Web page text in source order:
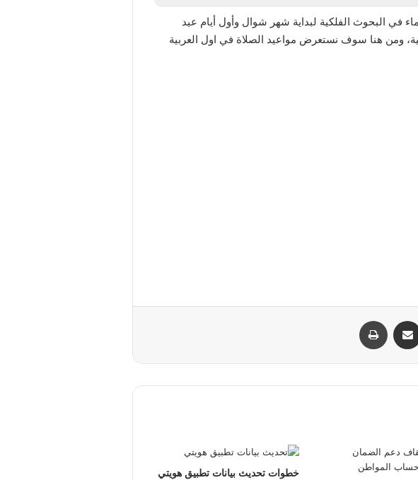
في البحوث الفلكية لبداية شهر شوال وأول أيام عيد
الفطر 2025 في الدول العربية و الإسلامية، ومن هنا سوف نستعرض مواعيد الصلاة في اول العربية
مشاركة عبر البريد
خطوات تحديث بيانات تطبيق هويتي